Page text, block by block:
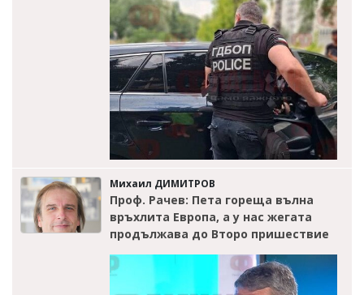
Михаил ДИМИТРОВ
Проф. Рачев: Пета гореща вълна
връхлита Европа, а у нас жегата
продължава до Второ пришествие